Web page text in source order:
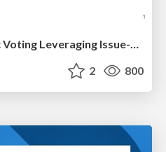
Bidirectional Quadratic Voting Leveraging Issue-Based Matching
2 800